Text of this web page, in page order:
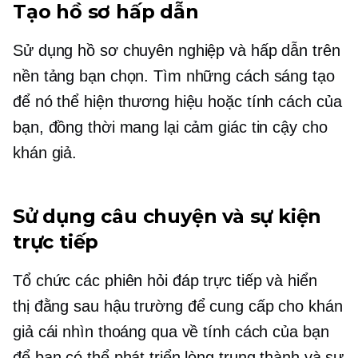
Tạo hồ sơ hấp dẫn
Sử dụng hồ sơ chuyên nghiệp và hấp dẫn trên
nền tảng bạn chọn. Tìm những cách sáng tạo
để nó thể hiện thương hiệu hoặc tính cách của
bạn, đồng thời mang lại cảm giác tin cậy cho
khán giả.
Sử dụng câu chuyện và sự kiện
trực tiếp
Tổ chức các phiên hỏi đáp trực tiếp và hiển
thị đằng sau hậu trường để cung cấp cho khán
giả cái nhìn thoáng qua về tính cách của bạn